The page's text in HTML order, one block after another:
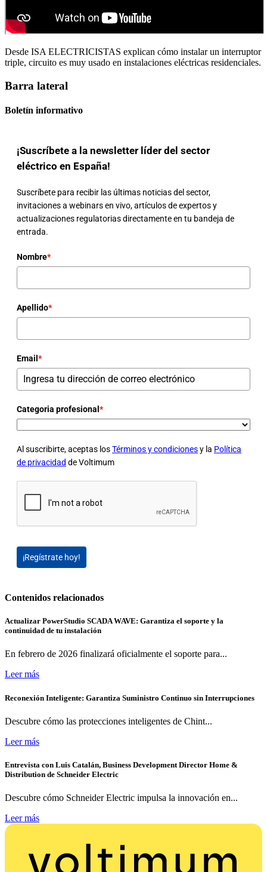
Desde ISA ELECTRICISTAS explican cómo instalar un interruptor
triple, circuito es muy usado en instalaciones eléctricas residenciales.
Barra lateral
Boletín informativo
¡Suscríbete a la newsletter líder del sector
eléctrico en España!
Suscríbete para recibir las últimas noticias del sector,
invitaciones a webinars en vivo, artículos de expertos y
actualizaciones regulatorias directamente en tu bandeja de
entrada.
Nombre*
Apellido*
Email *
Categoria profesional *
Al suscribirte, aceptas losTérminos y condicionesy la Política
de privacidad de Voltimum
¡Regístrate hoy!
Contenidos relacionados
Actualizar PowerStudio SCADA WAVE: Garantiza el soporte y la
continuidad de tu instalación
En febrero de 2026 finalizará oficialmente el soporte para...
Leer más
Reconexión Inteligente: Garantiza Suministro Continuo sin Interrupciones
Descubre cómo las protecciones inteligentes de Chint...
Leer más
Entrevista con Luis Catalán, Business Development Director Home &
Distribution de Schneider Electric
Descubre cómo Schneider Electric impulsa la innovación en...
Leer más